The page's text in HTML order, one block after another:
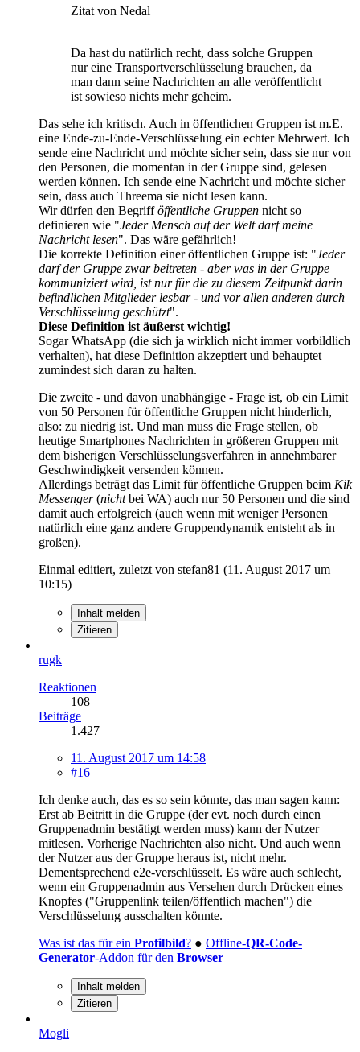
Zitat von Nedal
Da hast du natürlich recht, dass solche Gruppen
nur eine Transportverschlüsselung brauchen, da
man dann seine Nachrichten an alle veröffentlicht
ist sowieso nichts mehr geheim.
Das sehe ich kritisch. Auch in öffentlichen Gruppen ist m.E.
eine Ende-zu-Ende-Verschlüsselung ein echter Mehrwert. Ich
sende eine Nachricht und möchte sicher sein, dass sie nur von
den Personen, die momentan in der Gruppe sind, gelesen
werden können. Ich sende eine Nachricht und möchte sicher
sein, dass auch Threema sie nicht lesen kann.
Wir dürfen den Begrifföffentliche Gruppen nicht so
definieren wie "Jeder Mensch auf der Welt darf meine
Nachricht lesen". Das wäre gefährlich!
Die korrekte Definition einer öffentlichen Gruppe ist: "Jeder
darf der Gruppe zwar beitreten - aber was in der Gruppe
kommuniziert wird, ist nur für die zu diesem Zeitpunkt darin
befindlichen Mitglieder lesbar - und vor allen anderen durch
Verschlüsselung geschützt".
Diese Definition ist äußerst wichtig!
Sogar WhatsApp (die sich ja wirklich nicht immer vorbildlich
verhalten), hat diese Definition akzeptiert und behauptet
zumindest sich daran zu halten.
Die zweite - und davon unabhängige - Frage ist, ob ein Limit
von 50 Personen für öffentliche Gruppen nicht hinderlich,
also: zu niedrig ist. Und man muss die Frage stellen, ob
heutige Smartphones Nachrichten in größeren Gruppen mit
dem bisherigen Verschlüsselungsverfahren in annehmbarer
Geschwindigkeit versenden können.
Allerdings beträgt das Limit für öffentliche Gruppen beim Kik
Messenger(nichtbei WA) auch nur 50 Personen und die sind
damit auch erfolgreich (auch wenn mit weniger Personen
natürlich eine ganz andere Gruppendynamik entsteht als in
großen).
Einmal editiert, zuletzt von stefan81 (11. August 2017 um
10:15)
Inhalt melden
Zitieren
rugk
Reaktionen
108
Beiträge
1.427
11. August 2017 um 14:58
#16
Ich denke auch, das es so sein könnte, das man sagen kann:
Erst ab Beitritt in die Gruppe (der evt. noch durch einen
Gruppenadmin bestätigt werden muss) kann der Nutzer
mitlesen. Vorherige Nachrichten also nicht. Und auch wenn
der Nutzer aus der Gruppe heraus ist, nicht mehr.
Dementsprechend e2e-verschlüsselt. Es wäre auch schlecht,
wenn ein Gruppenadmin aus Versehen durch Drücken eines
Knopfes ("Gruppenlink teilen/öffentlich machen") die
Verschlüsselung ausschalten könnte.
Was ist das für ein Profilbild? ● Offline-QR-Code-
Generator-Addon für den Browser
Inhalt melden
Zitieren
Mogli